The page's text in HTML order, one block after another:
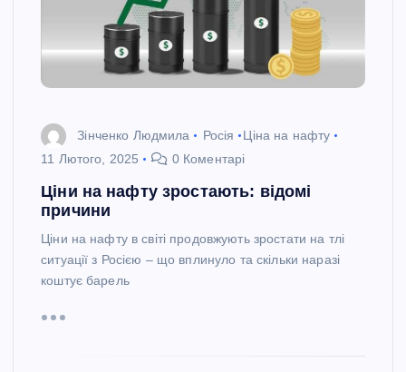
Зінченко Людмила Росія
Ціна на нафту
11 Лютого, 2025
0 Коментарі
Ціни на нафту зростають: відомі
причини
Ціни на нафту в світі продовжують зростати на тлі
ситуації з Росією – що вплинуло та скільки наразі
коштує барель